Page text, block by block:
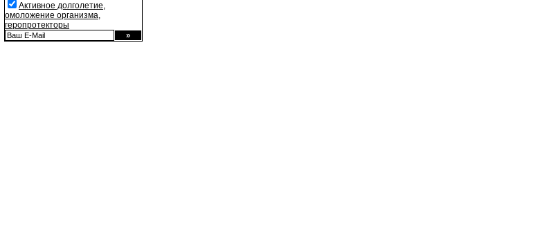
Активное долголетие,
омоложение организма,
геропротекторы